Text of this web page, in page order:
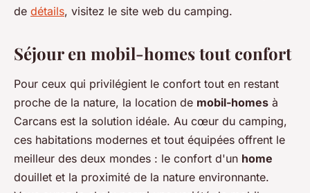
de détails, visitez le site web du camping.
Séjour en mobil-homes tout confort
Pour ceux qui privilégient le confort tout en restant
proche de la nature, la location de mobil-homes à
Carcans est la solution idéale. Au cœur du camping,
ces habitations modernes et tout équipées offrent le
meilleur des deux mondes : le confort d'un home
douillet et la proximité de la nature environnante.